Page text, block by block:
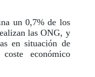
un 0,7% de los
las ONG, y
en situación de
económico